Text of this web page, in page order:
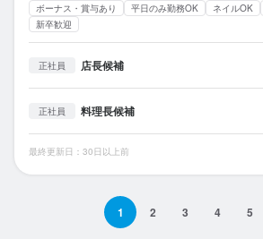
ボーナス・賞与あり 平日のみ勤務OK ネイルOK
新卒歓迎
正社員 店長候補
正社員 料理長候補
最終更新日：30日以上前
1 2 3 4 5